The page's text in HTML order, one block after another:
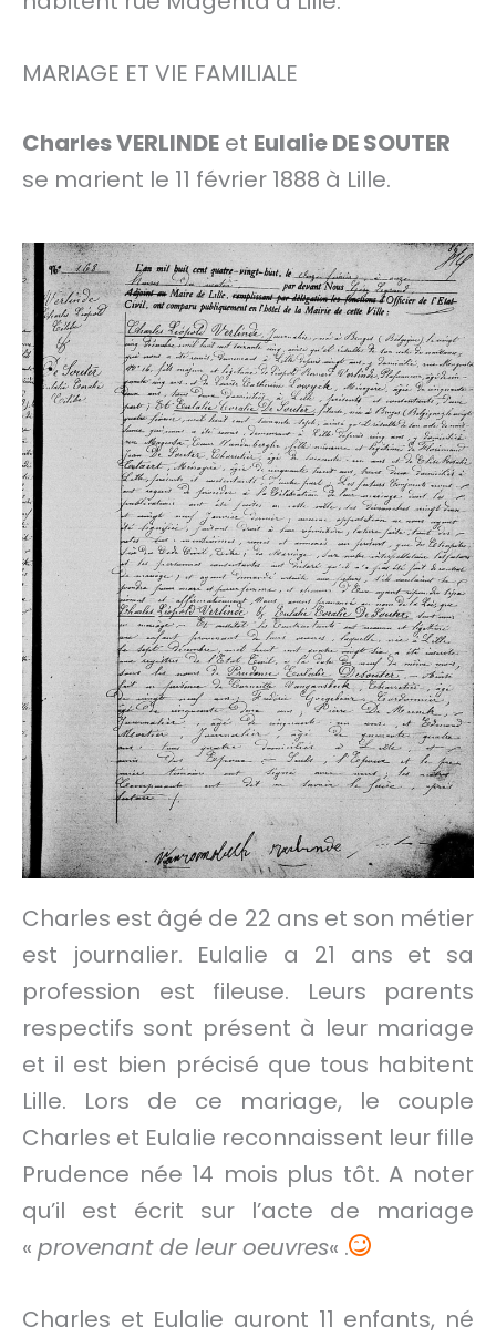
MARIAGE ET VIE FAMILIALE
Charles VERLINDE et Eulalie DE SOUTER
se marient le 11 février 1888 à Lille.
Charles est âgé de 22 ans et son métier
est journalier. Eulalie a 21 ans et sa
profession est fileuse. Leurs parents
respectifs sont présent à leur mariage
et il est bien précisé que tous habitent
Lille. Lors de ce mariage, le couple
Charles et Eulalie reconnaissent leur fille
Prudence née 14 mois plus tôt. A noter
qu’il est écrit sur l’acte de mariage
« provenant de leur oeuvres« .
Charles et Eulalie auront 11 enfants, né